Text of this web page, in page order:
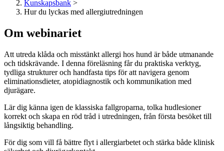
Kunskapsbank >
Hur du lyckas med allergiutredningen
Om webinariet
Att utreda klåda och misstänkt allergi hos hund är både utmanande
och tidskrävande. I denna föreläsning får du praktiska verktyg,
tydliga strukturer och handfasta tips för att navigera genom
eliminationsdieter, atopidiagnostik och kommunikation med
djurägare.
Lär dig känna igen de klassiska fallgroparna, tolka hudlesioner
korrekt och skapa en röd tråd i utredningen, från första besöket till
långsiktig behandling.
För dig som vill få bättre flyt i allergiarbetet och stärka både klinisk